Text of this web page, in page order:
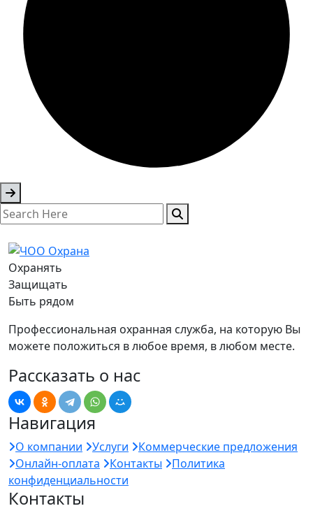
Охранять
Защищать
Быть рядом
Профессиональная охранная служба, на которую Вы
можете положиться в любое время, в любом месте.
Рассказать о нас
Навигация
О компании Услуги
Коммерческие предложения
Онлайн-оплата
Контакты
Политика
конфиденциальности
Контакты